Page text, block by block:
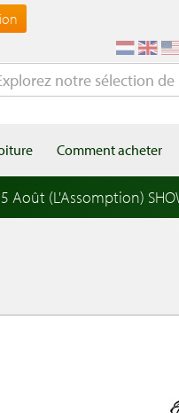
Comment acheter
Août (L'Assomption)